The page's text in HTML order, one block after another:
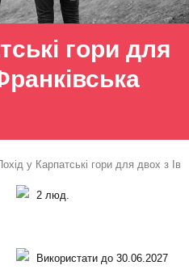
гори для
у Карпатські гори для двох з
2 люд.
Використати до 30.06.2027